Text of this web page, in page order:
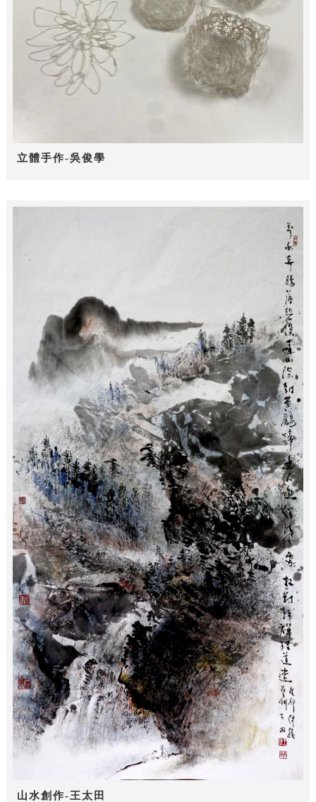
立體手作-吳俊學
山水創作-王太田